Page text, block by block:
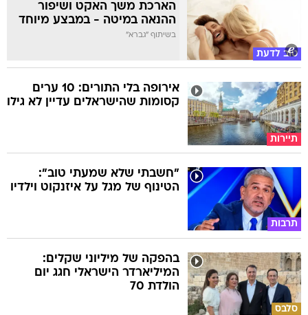
טוב לדעת
הארכת משך האקט ושיפור
ההנאה במיטה - במבצע מיוחד
בשיתוף "גברא"
תיירות
אירופה בלי התורים: 10 ערים
קסומות שהישראלים עדיין לא גילו
תרבות
"חשבתי שלא שמעתי טוב":
הטינוף של מגל על איזנקוט וילדיו
סלבס
בהפקה של מיליוני שקלים:
המיליארדר הישראלי חגג יום
הולדת 70